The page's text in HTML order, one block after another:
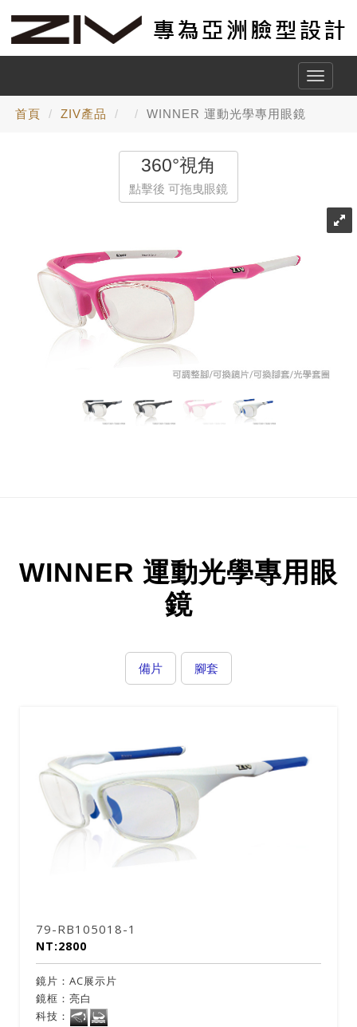
Toggle
首頁 ZIV產品 WINNER 運動光學專用眼鏡
360°視角
點擊後 可拖曳眼鏡
WINNER 運動光學專用眼
鏡
備片 腳套
79-RB105018-1
NT:2800
鏡片：AC展示片
鏡框：亮白
科技：